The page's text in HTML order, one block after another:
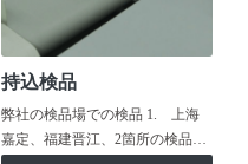
持込検品
弊社の検品場での検品 1. 上海
嘉定、福建晋江、2箇所の検品…